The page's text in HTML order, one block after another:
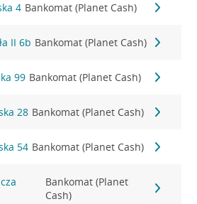
4 Bankomat (Planet Cash)
II 6b Bankomat (Planet Cash)
99 Bankomat (Planet Cash)
28 Bankomat (Planet Cash)
54 Bankomat (Planet Cash)
Bankomat (Planet
Cash)